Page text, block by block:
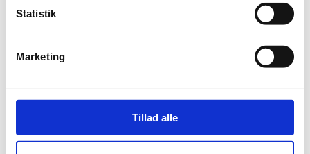
Statistik
Marketing
Tillad alle
Søg
Recent Posts
TL Byg søger tømrere til entreprise projekter